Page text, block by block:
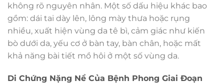
không rõ nguyên nhân. Một số dấu hiệu khác bao
gồm: dái tai dày lên, lông mày thưa hoặc rụng
nhiều, xuất hiện vùng da tê bì, cảm giác như kiến
bò dưới da, yếu cơ ở bàn tay, bàn chân, hoặc mất
khả năng bài tiết mồ hôi ở một số vùng da.
Di Chứng Nặng Nề Của Bệnh Phong Giai Đoạn